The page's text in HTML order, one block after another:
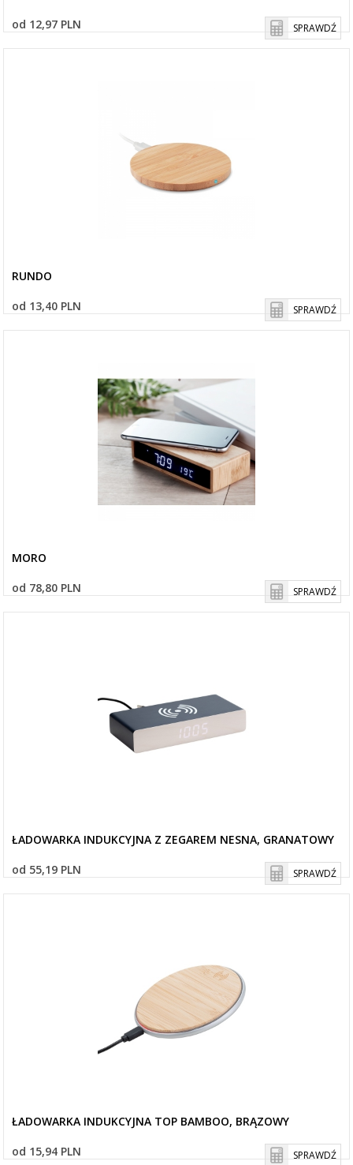
od 12,97 PLN
SPRAWDŹ
RUNDO
od 13,40 PLN
SPRAWDŹ
MORO
od 78,80 PLN
SPRAWDŹ
ŁADOWARKA INDUKCYJNA Z ZEGAREM NESNA, GRANATOWY
od 55,19 PLN
SPRAWDŹ
ŁADOWARKA INDUKCYJNA TOP BAMBOO, BRĄZOWY
od 15,94 PLN
SPRAWDŹ